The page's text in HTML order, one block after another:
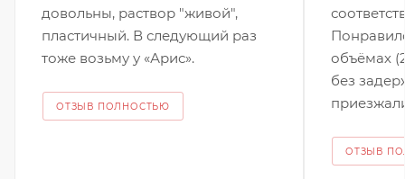
довольны, раствор "живой",
пластичный. В следующий раз
тоже возьму у «Арис».
ОТЗЫВ ПОЛНОСТЬЮ
объёмах
без
ОТЗЫВ